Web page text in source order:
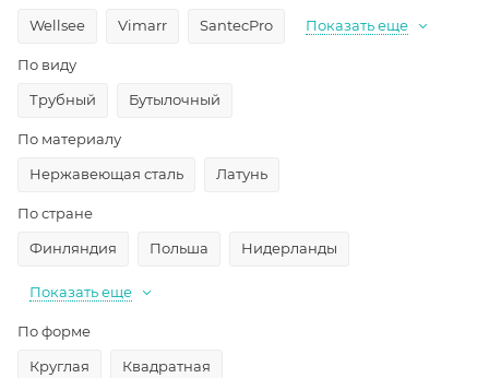
Wellsee
Vimarr SantecPro Показать еще
По виду
Трубный
Бутылочный
По материалу
Нержавеющая сталь
Латунь
По стране
Финляндия
Польша Нидерланды
Показать еще
По форме
Круглая
Квадратная